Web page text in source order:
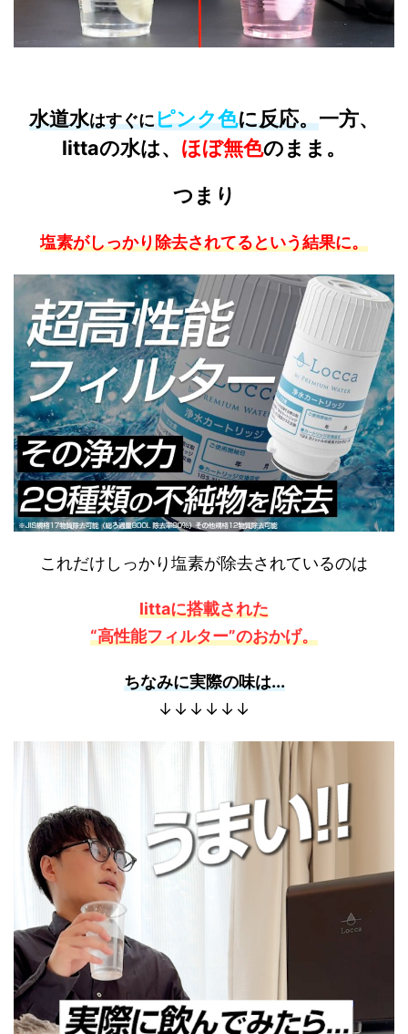
水道水はすぐにピンク色に反応。一方、
littaの水は、 ほぼ無色のまま。
つまり
塩素がしっかり除去されてるという結果に。
これだけしっかり塩素が除去されているのは
littaに搭載された
“高性能フィルター”のおかげ。
ちなみに実際の味は...
↓↓↓↓↓↓